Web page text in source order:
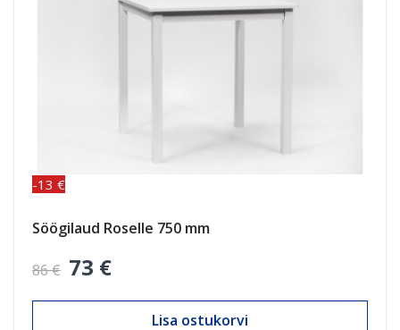
-13 €
Söögilaud Roselle 750 mm
86 € 73 €
Lisa ostukorvi